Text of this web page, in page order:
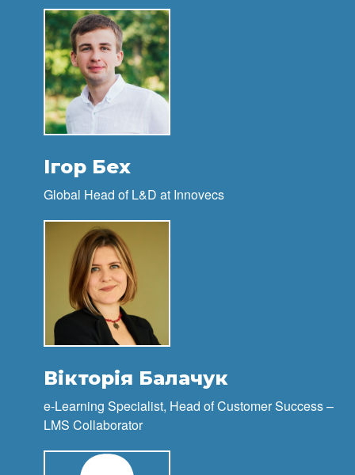
Ігор Бех
Global Head of L&D at Innovecs
Вікторія Балачук
e-Learning Specialist, Head of Customer Success –
LMS Collaborator